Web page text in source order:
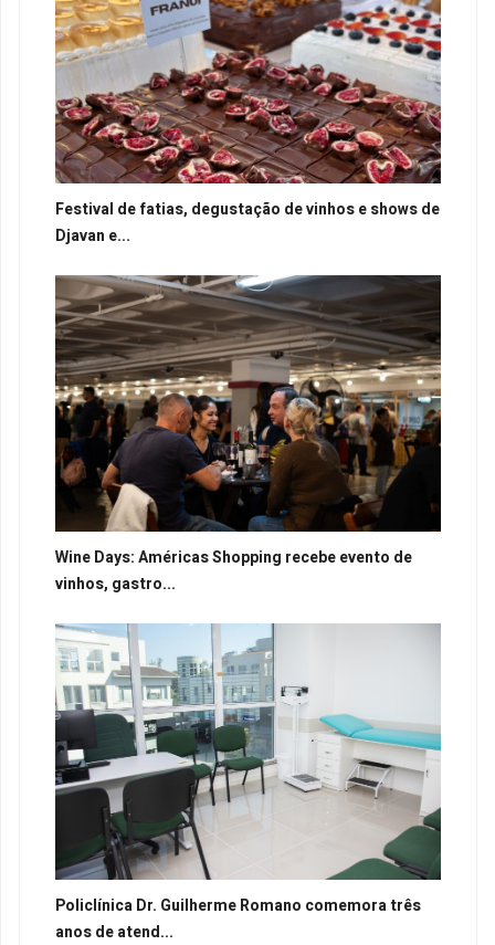
Festival de fatias, degustação de vinhos e shows de
Djavan e...
Wine Days: Américas Shopping recebe evento de
vinhos, gastro...
Policlínica Dr. Guilherme Romano comemora três
anos de atend...